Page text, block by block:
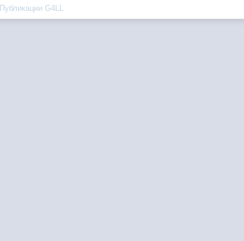
Публикации G4LL